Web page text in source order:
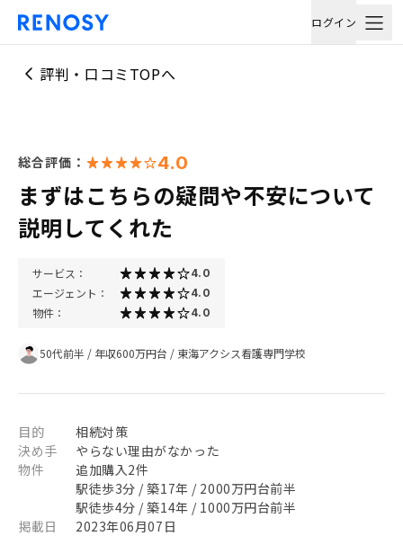
ログイン
評判・口コミTOPへ
総合評価： 4.0
まずはこちらの疑問や不安について
説明してくれた
サービス： 4.0
エージェント： 4.0
物件： 4.0
50代前半 / 年収600万円台 / 東海アクシス看護専門学校
目的
相続対策
決め手
やらない理由がなかった
物件
追加購入2件
駅徒歩3分 / 築17年 / 2000万円台前半
駅徒歩4分 / 築14年 / 1000万円台前半
掲載日
2023年06月07日